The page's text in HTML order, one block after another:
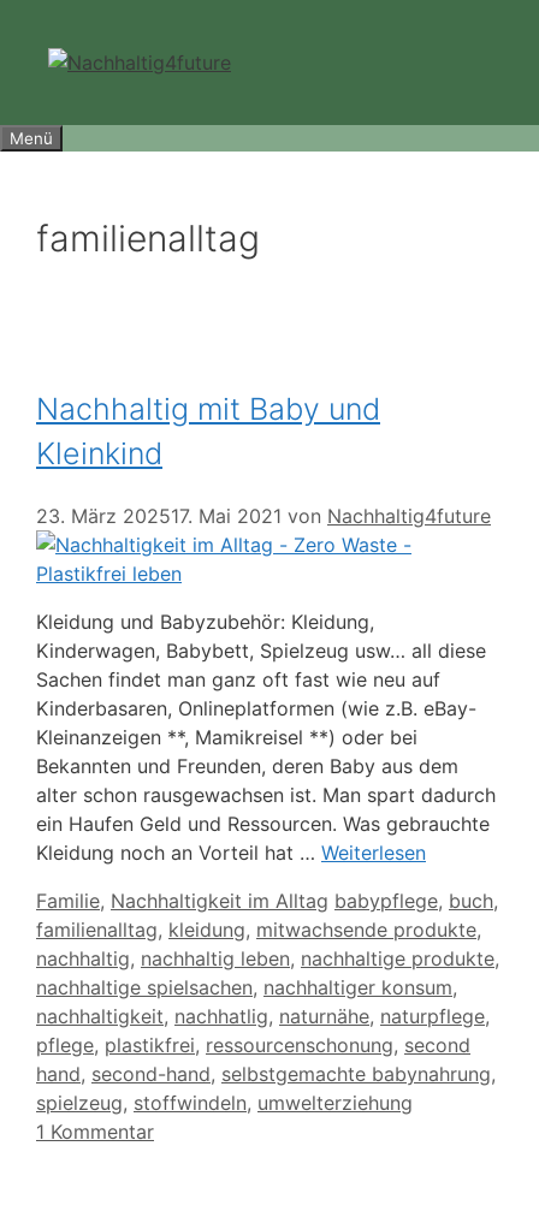
springen
Menü
familienalltag
Nachhaltig mit Baby und
Kleinkind
23. März 202517. Mai 2021 von Nachhaltig4future
Kleidung und Babyzubehör: Kleidung,
Kinderwagen, Babybett, Spielzeug usw… all diese
Sachen findet man ganz oft fast wie neu auf
Kinderbasaren, Onlineplatformen (wie z.B. eBay-
Kleinanzeigen **, Mamikreisel **) oder bei
Bekannten und Freunden, deren Baby aus dem
alter schon rausgewachsen ist. Man spart dadurch
ein Haufen Geld und Ressourcen. Was gebrauchte
Kleidung noch an Vorteil hat … Weiterlesen
Kategorien
Familie, Nachhaltigkeit im Alltag Schlagwörter
babypflege, buch,
familienalltag, kleidung, mitwachsende produkte,
nachhaltig, nachhaltig leben, nachhaltige produkte,
nachhaltige spielsachen, nachhaltiger konsum,
nachhaltigkeit, nachhatlig, naturnähe, naturpflege,
pflege, plastikfrei, ressourcenschonung, second
hand, second-hand, selbstgemachte babynahrung,
spielzeug, stoffwindeln, umwelterziehung
1 Kommentar